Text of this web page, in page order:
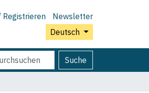
Registrieren
Newsletter
Deutsch
Suche